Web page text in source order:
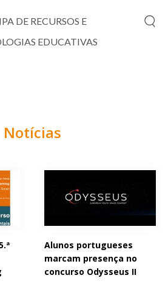
DE RECURSOS E
EDUCATIVAS
Notícias
Alunos portugueses
marcam presença no
concurso Odysseus II